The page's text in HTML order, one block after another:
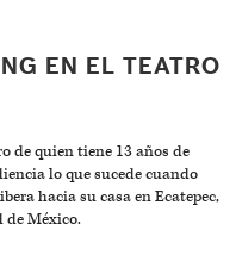
EN EL TEATRO
de quien tiene 13 años de
lo que sucede cuando
hacia su casa en Ecatepec,
de México.